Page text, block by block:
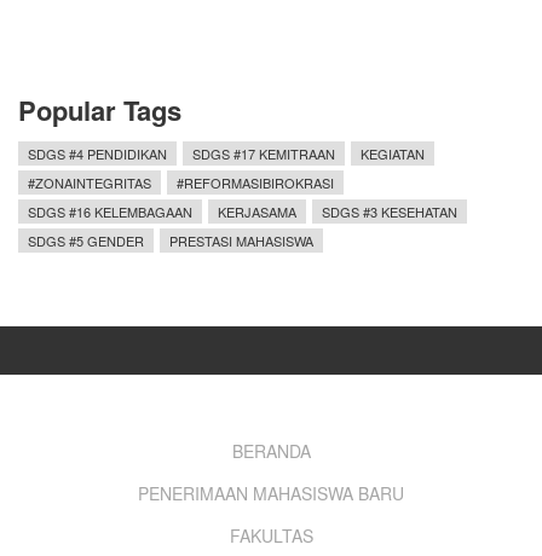
Popular Tags
SDGS #4 PENDIDIKAN SDGS #17 KEMITRAAN
KEGIATAN
#ZONAINTEGRITAS
#REFORMASIBIROKRASI
SDGS #16 KELEMBAGAAN
KERJASAMA
SDGS #3 KESEHATAN
SDGS #5 GENDER
PRESTASI MAHASISWA
BERANDA
PENERIMAAN MAHASISWA BARU
FAKULTAS